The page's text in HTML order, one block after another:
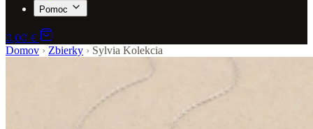
Pomoc
0,00 €
Domov › Zbierky › Sylvia Kolekcia